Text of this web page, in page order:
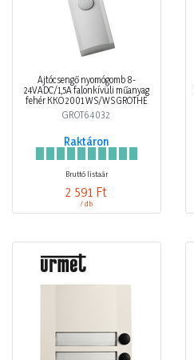
Ajtócsengő nyomógomb 8-
24VADC/1,5A falonkívüli műanyag
fehér KKO 2001 WS/WS GROTHE
GROT64032
Raktáron
Bruttó listaár
2 591 Ft
/ db